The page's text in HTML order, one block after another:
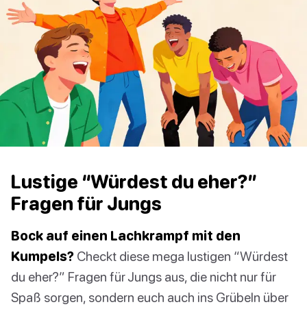
Lustige “Würdest du eher?”
Fragen für Jungs
Bock auf einen Lachkrampf mit den
Kumpels? Checkt diese mega lustigen “Würdest
du eher?” Fragen für Jungs aus, die nicht nur für
Spaß sorgen, sondern euch auch ins Grübeln über